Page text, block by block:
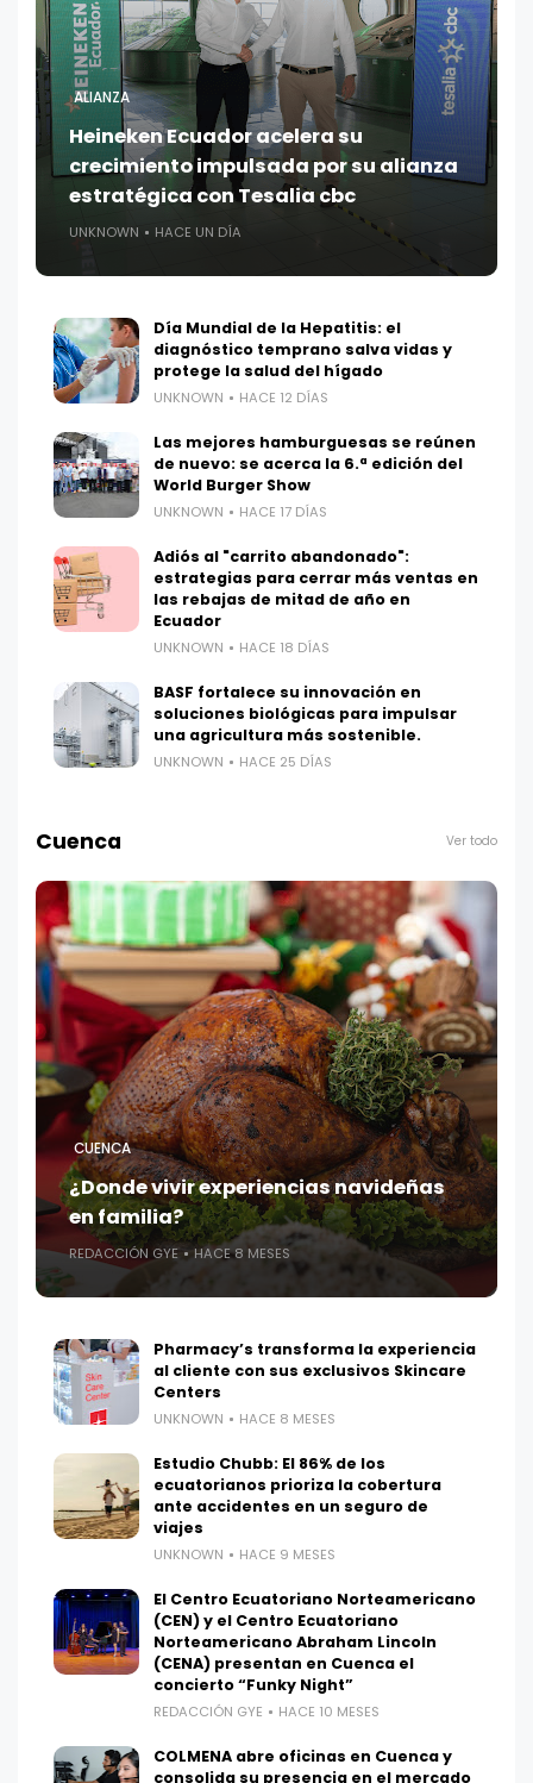
ALIANZA
Heineken Ecuador acelera su
crecimiento impulsada por su alianza
estratégica con Tesalia cbc
UNKNOWN HACE UN DÍA
Día Mundial de la Hepatitis: el
diagnóstico temprano salva vidas y
protege la salud del hígado
UNKNOWN HACE 12 DÍAS
Las mejores hamburguesas se reúnen
de nuevo: se acerca la 6.ª edición del
World Burger Show
UNKNOWN HACE 17 DÍAS
Adiós al "carrito abandonado":
estrategias para cerrar más ventas en
las rebajas de mitad de año en
Ecuador
UNKNOWN HACE 18 DÍAS
BASF fortalece su innovación en
soluciones biológicas para impulsar
una agricultura más sostenible.
UNKNOWN HACE 25 DÍAS
Cuenca Ver todo
CUENCA
¿Donde vivir experiencias navideñas
en familia?
REDACCIÓN GYE HACE 8 MESES
Pharmacy’s transforma la experiencia
al cliente con sus exclusivos Skincare
Centers
UNKNOWN HACE 8 MESES
Estudio Chubb: El 86% de los
ecuatorianos prioriza la cobertura
ante accidentes en un seguro de
viajes
UNKNOWN HACE 9 MESES
El Centro Ecuatoriano Norteamericano
(CEN) y el Centro Ecuatoriano
Norteamericano Abraham Lincoln
(CENA) presentan en Cuenca el
concierto “Funky Night”
REDACCIÓN GYE HACE 10 MESES
COLMENA abre oficinas en Cuenca y
consolida su presencia en el mercado